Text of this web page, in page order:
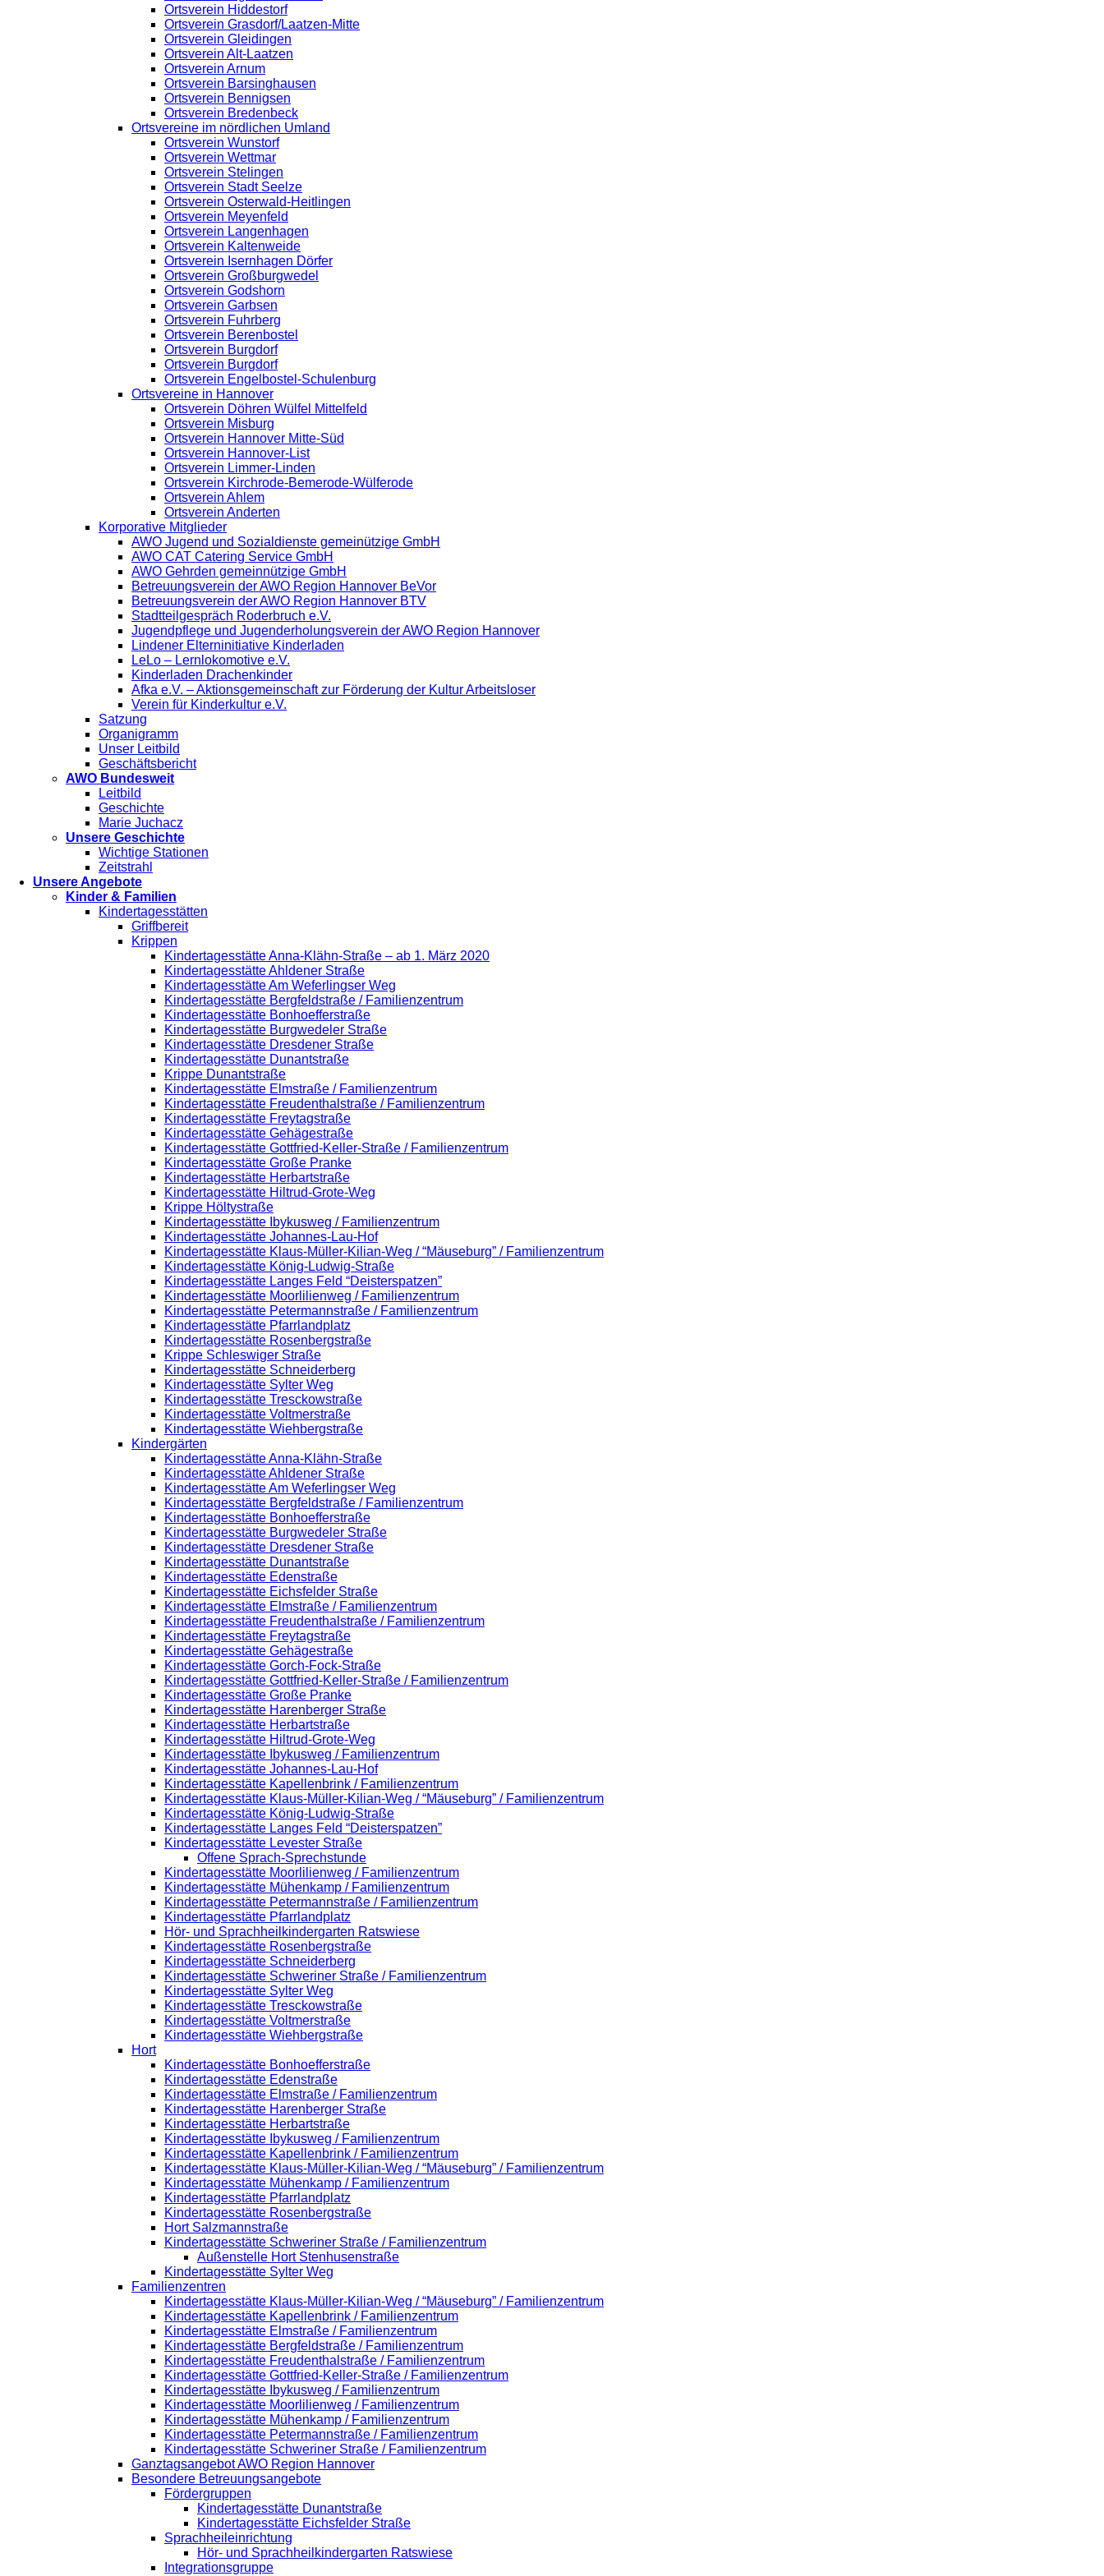
Ortsverein Hiddestorf
Ortsverein Grasdorf/Laatzen-Mitte
Ortsverein Gleidingen
Ortsverein Alt-Laatzen
Ortsverein Arnum
Ortsverein Barsinghausen
Ortsverein Bennigsen
Ortsverein Bredenbeck
Ortsvereine im nördlichen Umland
Ortsverein Wunstorf
Ortsverein Wettmar
Ortsverein Stelingen
Ortsverein Stadt Seelze
Ortsverein Osterwald-Heitlingen
Ortsverein Meyenfeld
Ortsverein Langenhagen
Ortsverein Kaltenweide
Ortsverein Isernhagen Dörfer
Ortsverein Großburgwedel
Ortsverein Godshorn
Ortsverein Garbsen
Ortsverein Fuhrberg
Ortsverein Berenbostel
Ortsverein Burgdorf
Ortsverein Burgdorf
Ortsverein Engelbostel-Schulenburg
Ortsvereine in Hannover
Ortsverein Döhren Wülfel Mittelfeld
Ortsverein Misburg
Ortsverein Hannover Mitte-Süd
Ortsverein Hannover-List
Ortsverein Limmer-Linden
Ortsverein Kirchrode-Bemerode-Wülferode
Ortsverein Ahlem
Ortsverein Anderten
Korporative Mitglieder
AWO Jugend und Sozialdienste gemeinützige GmbH
AWO CAT Catering Service GmbH
AWO Gehrden gemeinnützige GmbH
Betreuungsverein der AWO Region Hannover BeVor
Betreuungsverein der AWO Region Hannover BTV
Stadtteilgespräch Roderbruch e.V.
Jugendpflege und Jugenderholungsverein der AWO Region Hannover
Lindener Elterninitiative Kinderladen
LeLo – Lernlokomotive e.V.
Kinderladen Drachenkinder
Afka e.V. – Aktionsgemeinschaft zur Förderung der Kultur Arbeitsloser
Verein für Kinderkultur e.V.
Satzung
Organigramm
Unser Leitbild
Geschäftsbericht
AWO Bundesweit
Leitbild
Geschichte
Marie Juchacz
Unsere Geschichte
Wichtige Stationen
Zeitstrahl
Unsere Angebote
Kinder & Familien
Kindertagesstätten
Griffbereit
Krippen
Kindertagesstätte Anna-Klähn-Straße – ab 1. März 2020
Kindertagesstätte Ahldener Straße
Kindertagesstätte Am Weferlingser Weg
Kindertagesstätte Bergfeldstraße / Familienzentrum
Kindertagesstätte Bonhoefferstraße
Kindertagesstätte Burgwedeler Straße
Kindertagesstätte Dresdener Straße
Kindertagesstätte Dunantstraße
Krippe Dunantstraße
Kindertagesstätte Elmstraße / Familienzentrum
Kindertagesstätte Freudenthalstraße / Familienzentrum
Kindertagesstätte Freytagstraße
Kindertagesstätte Gehägestraße
Kindertagesstätte Gottfried-Keller-Straße / Familienzentrum
Kindertagesstätte Große Pranke
Kindertagesstätte Herbartstraße
Kindertagesstätte Hiltrud-Grote-Weg
Krippe Höltystraße
Kindertagesstätte Ibykusweg / Familienzentrum
Kindertagesstätte Johannes-Lau-Hof
Kindertagesstätte Klaus-Müller-Kilian-Weg / “Mäuseburg” / Familienzentrum
Kindertagesstätte König-Ludwig-Straße
Kindertagesstätte Langes Feld “Deisterspatzen”
Kindertagesstätte Moorlilienweg / Familienzentrum
Kindertagesstätte Petermannstraße / Familienzentrum
Kindertagesstätte Pfarrlandplatz
Kindertagesstätte Rosenbergstraße
Krippe Schleswiger Straße
Kindertagesstätte Schneiderberg
Kindertagesstätte Sylter Weg
Kindertagesstätte Tresckowstraße
Kindertagesstätte Voltmerstraße
Kindertagesstätte Wiehbergstraße
Kindergärten
Kindertagesstätte Anna-Klähn-Straße
Kindertagesstätte Ahldener Straße
Kindertagesstätte Am Weferlingser Weg
Kindertagesstätte Bergfeldstraße / Familienzentrum
Kindertagesstätte Bonhoefferstraße
Kindertagesstätte Burgwedeler Straße
Kindertagesstätte Dresdener Straße
Kindertagesstätte Dunantstraße
Kindertagesstätte Edenstraße
Kindertagesstätte Eichsfelder Straße
Kindertagesstätte Elmstraße / Familienzentrum
Kindertagesstätte Freudenthalstraße / Familienzentrum
Kindertagesstätte Freytagstraße
Kindertagesstätte Gehägestraße
Kindertagesstätte Gorch-Fock-Straße
Kindertagesstätte Gottfried-Keller-Straße / Familienzentrum
Kindertagesstätte Große Pranke
Kindertagesstätte Harenberger Straße
Kindertagesstätte Herbartstraße
Kindertagesstätte Hiltrud-Grote-Weg
Kindertagesstätte Ibykusweg / Familienzentrum
Kindertagesstätte Johannes-Lau-Hof
Kindertagesstätte Kapellenbrink / Familienzentrum
Kindertagesstätte Klaus-Müller-Kilian-Weg / “Mäuseburg” / Familienzentrum
Kindertagesstätte König-Ludwig-Straße
Kindertagesstätte Langes Feld “Deisterspatzen”
Kindertagesstätte Levester Straße
Offene Sprach-Sprechstunde
Kindertagesstätte Moorlilienweg / Familienzentrum
Kindertagesstätte Mühenkamp / Familienzentrum
Kindertagesstätte Petermannstraße / Familienzentrum
Kindertagesstätte Pfarrlandplatz
Hör- und Sprachheilkindergarten Ratswiese
Kindertagesstätte Rosenbergstraße
Kindertagesstätte Schneiderberg
Kindertagesstätte Schweriner Straße / Familienzentrum
Kindertagesstätte Sylter Weg
Kindertagesstätte Tresckowstraße
Kindertagesstätte Voltmerstraße
Kindertagesstätte Wiehbergstraße
Hort
Kindertagesstätte Bonhoefferstraße
Kindertagesstätte Edenstraße
Kindertagesstätte Elmstraße / Familienzentrum
Kindertagesstätte Harenberger Straße
Kindertagesstätte Herbartstraße
Kindertagesstätte Ibykusweg / Familienzentrum
Kindertagesstätte Kapellenbrink / Familienzentrum
Kindertagesstätte Klaus-Müller-Kilian-Weg / “Mäuseburg” / Familienzentrum
Kindertagesstätte Mühenkamp / Familienzentrum
Kindertagesstätte Pfarrlandplatz
Kindertagesstätte Rosenbergstraße
Hort Salzmannstraße
Kindertagesstätte Schweriner Straße / Familienzentrum
Außenstelle Hort Stenhusenstraße
Kindertagesstätte Sylter Weg
Familienzentren
Kindertagesstätte Klaus-Müller-Kilian-Weg / “Mäuseburg” / Familienzentrum
Kindertagesstätte Kapellenbrink / Familienzentrum
Kindertagesstätte Elmstraße / Familienzentrum
Kindertagesstätte Bergfeldstraße / Familienzentrum
Kindertagesstätte Freudenthalstraße / Familienzentrum
Kindertagesstätte Gottfried-Keller-Straße / Familienzentrum
Kindertagesstätte Ibykusweg / Familienzentrum
Kindertagesstätte Moorlilienweg / Familienzentrum
Kindertagesstätte Mühenkamp / Familienzentrum
Kindertagesstätte Petermannstraße / Familienzentrum
Kindertagesstätte Schweriner Straße / Familienzentrum
Ganztagsangebot AWO Region Hannover
Besondere Betreuungsangebote
Fördergruppen
Kindertagesstätte Dunantstraße
Kindertagesstätte Eichsfelder Straße
Sprachheileinrichtung
Hör- und Sprachheilkindergarten Ratswiese
Integrationsgruppe